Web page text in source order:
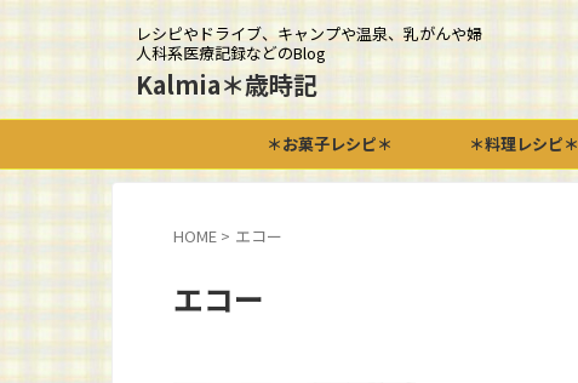
レシピやドライブ、キャンプや温泉、乳がんや婦
人科系医療記録などのBlog
Kalmia＊歳時記
＊お菓子レシピ＊ ＊料理レシピ＊
HOME > エコー
エコー